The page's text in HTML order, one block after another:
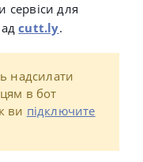
сервіси для
cutt.ly.
надсилати
в бот
ви підключите